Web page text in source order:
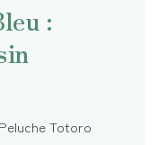
:
Totoro